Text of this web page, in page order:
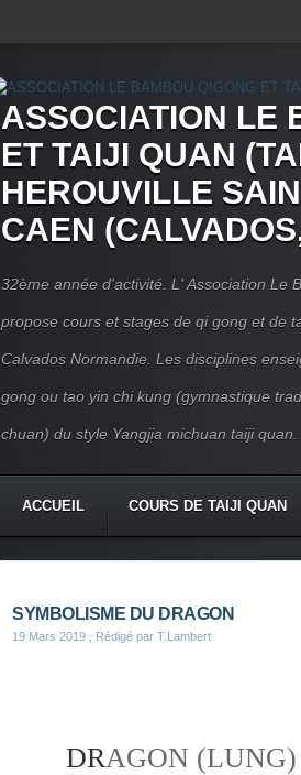
ASSOCIATION LE
ET TAIJI QUAN
HEROUVILLE
CAEN
32ème année d'activité. L' Association Le
propose cours et stages de qi gong et de
Calvados Normandie. Les disciplines
gong ou tao yin chi kung (gymnastique
chuan) du style Yangjia michuan taiji quan.
ACCUEIL COURS DE TAIJI QUAN
SYMBOLISME DU DRAGON
19 Mars 2019 , Rédigé par T.Lambert
DRAGON